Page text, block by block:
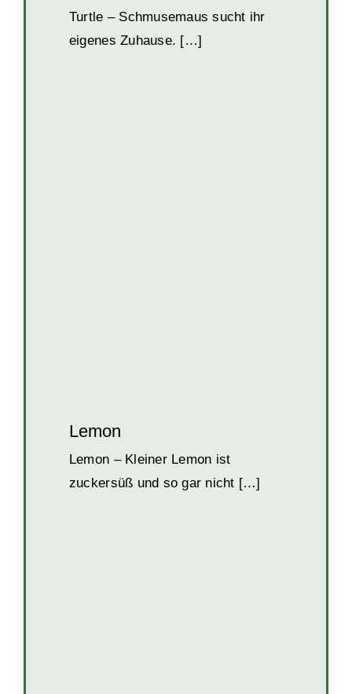
Turtle – Schmusemaus sucht ihr
eigenes Zuhause. […]
Lemon
Lemon – Kleiner Lemon ist
zuckersüß und so gar nicht […]